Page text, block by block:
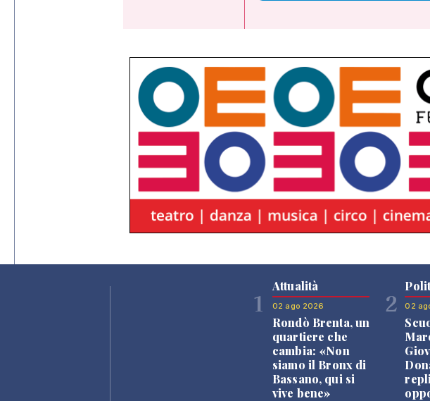
1
Attualità
02 ago 2026
Rondò Brenta, un
quartiere che
cambia: «Non
siamo il Bronx di
Bassano, qui si
vive bene»
2 02